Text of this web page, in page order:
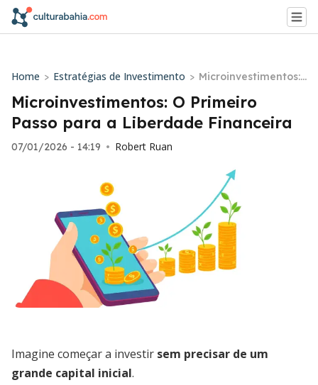
Home > Estratégias de Investimento > Microinvestimentos:
O Primeiro Passo par
a a Liberdade Finan
ceira
Microinvestimentos: O Primeiro
Passo para a Liberdade Financeira
07/01/2026 - 14:19 • Robert Ruan
Imagine começar a investir sem precisar de um
grande capital inicial.